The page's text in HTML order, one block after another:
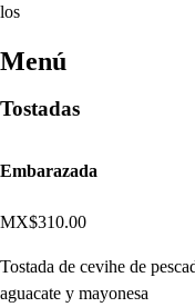
los
Menú
Tostadas
Embarazada
MX$310.00
Tostada de cevihe de
aguacate y mayonesa